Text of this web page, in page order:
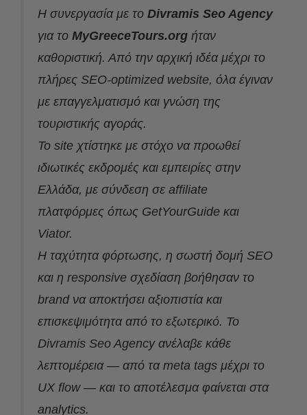
Η συνεργασία με το Divramis Seo Agency
για το MyGreeceTours.org ήταν
καθοριστική. Από την αρχική ιδέα μέχρι το
πλήρες SEO-optimized website, όλα έγιναν
με επαγγελματισμό και γνώση της
τουριστικής αγοράς.
Το site χτίστηκε με στόχο να προωθεί
ιδιωτικές εκδρομές και εμπειρίες στην
Ελλάδα, με σύνδεση σε affiliate
πλατφόρμες όπως GetYourGuide και
Viator.
Η ταχύτητα φόρτωσης, η σωστή δομή SEO
και η responsive σχεδίαση βοήθησαν το
brand να αποκτήσει αξιοπιστία και
επισκεψιμότητα από το εξωτερικό. Το
Divramis Seo Agency ανέλαβε κάθε
λεπτομέρεια — από τα meta tags μέχρι το
UX flow — και το αποτέλεσμα φαίνεται στα
analytics.